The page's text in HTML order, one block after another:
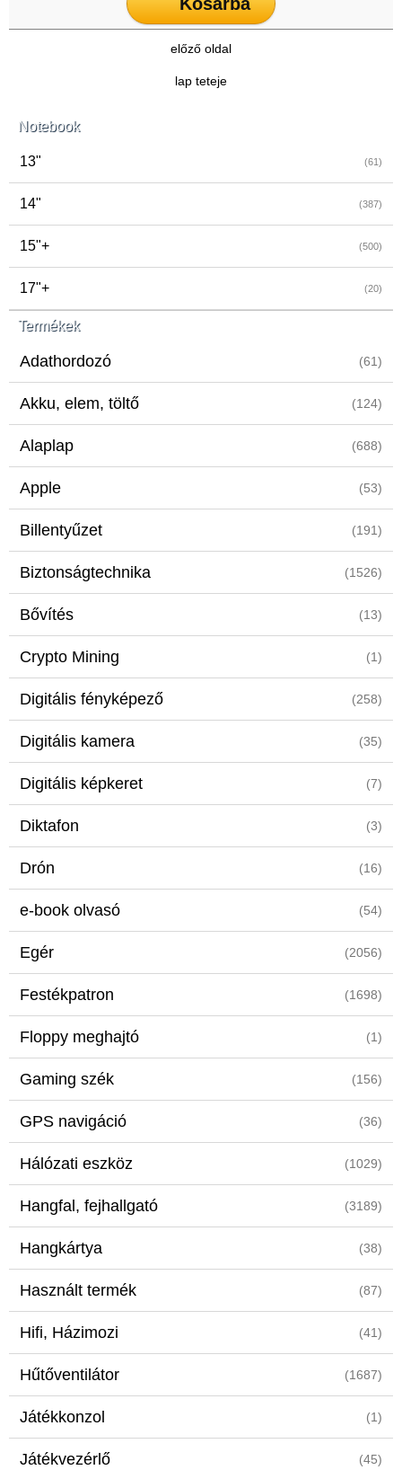
Notebook
13" (61)
14" (387)
15"+ (500)
17"+ (20)
Termékek
Adathordozó (61)
Akku, elem, töltő (124)
Alaplap (688)
Apple (53)
Billentyűzet (191)
Biztonságtechnika (1526)
Bővítés (13)
Crypto Mining (1)
Digitális fényképező (258)
Digitális kamera (35)
Digitális képkeret (7)
Diktafon (3)
Drón (16)
e-book olvasó (54)
Egér (2056)
Festékpatron (1698)
Floppy meghajtó (1)
Gaming szék (156)
GPS navigáció (36)
Hálózati eszköz (1029)
Hangfal, fejhallgató (3189)
Hangkártya (38)
Használt termék (87)
Hifi, Házimozi (41)
Hűtőventilátor (1687)
Játékkonzol (1)
Játékvezérlő (45)
Kosárba
előző oldal
lap teteje